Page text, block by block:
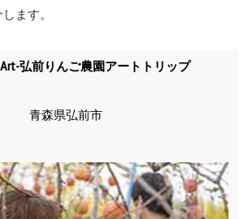
ます。
弘前りんご農園アートトリップ
青森県弘前市